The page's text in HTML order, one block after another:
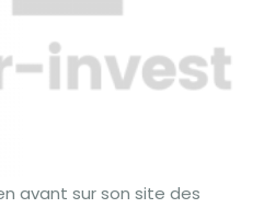
avant sur son site des